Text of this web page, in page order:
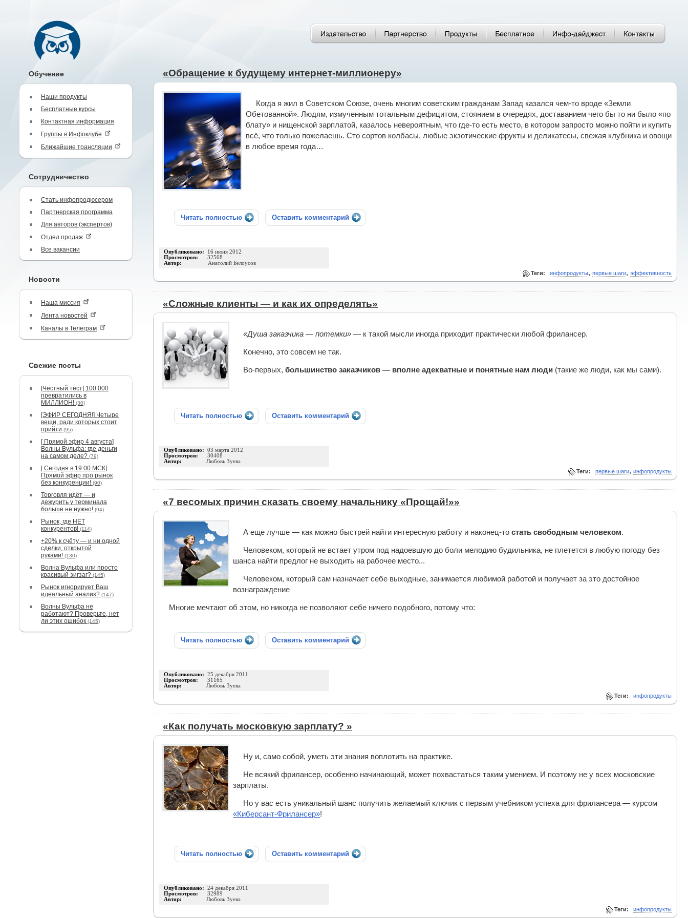
Обучение
Наши продукты
Бесплатные курсы
Контактная информация
Группы в Инфоклубе
Ближайшие трансляции
Сотрудничество
Стать инфопродюсером
Партнерская программа
Для авторов (экспертов)
Отдел продаж
Все вакансии
Новости
Наша миссия
Лента новостей
Каналы в Телеграм
Свежие посты
[Честный тест] 100 000
превратились в
МИЛЛИОН! (30)
[ЭФИР СЕГОДНЯ!] Четыре
вещи, ради которых стоит
прийти (95)
[ Прямой эфир 4 августа]
Волны Вульфа: где деньги
на самом деле? (79)
[ Сегодня в 19:00 МСК]
Прямой эфир про рынок
без конкуренции! (90)
Торговля идёт — и
дежурить у терминала
больше не нужно! (94)
Рынок, где НЕТ
конкурентов! (114)
+20% к счёту — и ни одной
сделки, открытой
руками! (130)
Волна Вульфа или просто
красивый зигзаг? (145)
Рынок игнорирует Ваш
идеальный анализ? (147)
Волны Вульфа не
работают? Проверьте, нет
ли этих ошибок (145)
«Обращение к будущему интернет-миллионеру»
Когда я жил в Советском Союзе, очень многим советским гражданам Запад казался чем-то вроде «Земли
Обетованной». Людям, измученным тотальным дефицитом, стоянием в очередях, доставанием чего бы то ни было «по
блату» и нищенской зарплатой, казалось невероятным, что где-то есть место, в котором запросто можно пойти и купить
всё, что только пожелаешь. Сто сортов колбасы, любые экзотические фрукты и деликатесы, свежая клубника и овощи
в любое время года…
Читать полностью Оставить комментарий
Опубликовано: 16 июня 2012
Просмотров: 32568
Автор:
Анатолий Белоусов
Теги: инфопродукты, первые шаги, эффективность
«Сложные клиенты — и как их определять»
«Душа заказчика — потемки» — к такой мысли иногда приходит практически любой фрилансер.
Конечно, это совсем не так.
Во-первых, большинство заказчиков — вполне адекватные и понятные нам люди (такие же люди, как мы сами).
Читать полностью Оставить комментарий
Опубликовано: 03 марта 2012
Просмотров: 30408
Автор: Любовь Зуева
Теги: первые шаги, инфопродукты
«7 весомых причин сказать своему начальнику «Прощай!»»
А еще лучше — как можно быстрей найти интересную работу и наконец-то стать свободным человеком.
Человеком, который не встает утром под надоевшую до боли мелодию будильника, не плетется в любую погоду без
шанса найти предлог не выходить на рабочее место...
Человеком, который сам назначает себе выходные, занимается любимой работой и получает за это достойное
вознаграждение
Многие мечтают об этом, но никогда не позволяют себе ничего подобного, потому что:
Читать полностью Оставить комментарий
Опубликовано: 25 декабря 2011
Просмотров: 31165
Автор: Любовь Зуева
Теги: инфопродукты
«Как получать московкую зарплату? »
Ну и, само собой, уметь эти знания воплотить на практике.
Не всякий фрилансер, особенно начинающий, может похвастаться таким умением. И поэтому не у всех московские
зарплаты.
Но у вас есть уникальный шанс получить желаемый ключик с первым учебником успеха для фрилансера — курсом
«Киберсант-Фрилансер»!
Читать полностью Оставить комментарий
Опубликовано: 24 декабря 2011
Просмотров: 32989
Автор: Любовь Зуева
Теги: инфопродукты